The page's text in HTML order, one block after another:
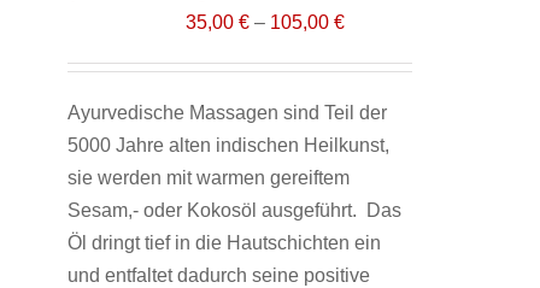
Optionen
der
Produktseite
gewählt
werden
35,00 €– 105,00 €
Ayurvedische Massagen sind Teil der
5000 Jahre alten indischen Heilkunst,
sie werden mit warmen gereiftem
Sesam,- oder Kokosöl ausgeführt. Das
Öl dringt tief in die Hautschichten ein
und entfaltet dadurch seine positive